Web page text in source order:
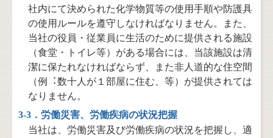
社内にて決められた化学物質等の使用手順や防護具
の使用ルールを遵守しなければなりません。また、
当社の役員・従業員に生活のために提供される施設
（食堂・トイレ等）がある場合には、当該施設は清
潔に保たれなければならず、また非人道的な住空間
（例︓数十人が１部屋に住む、等）が提供されては
なりません。
3-3．労働災害、労働疾病の状況把握
当社は、労働災害及び労働疾病の状況を把握し、適